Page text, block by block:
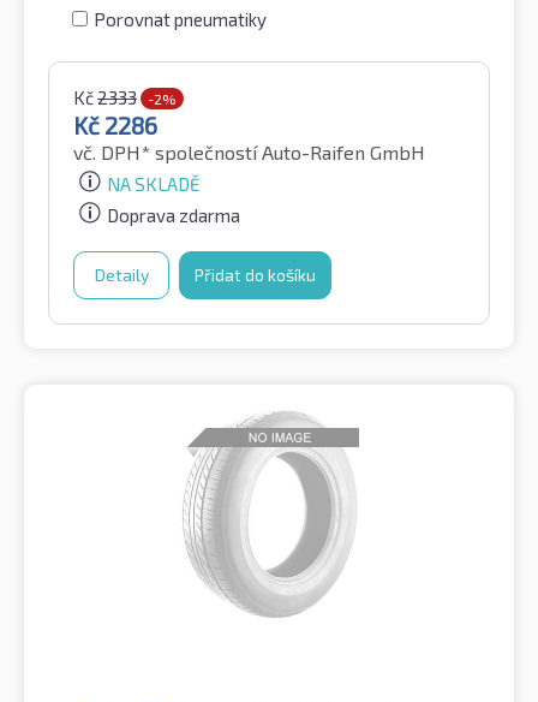
Porovnat pneumatiky
Kč2333 -2%
Kč 2286
vč. DPH* společností Auto-Raifen GmbH
NA SKLADĚ
Doprava zdarma
Detaily Přidat do košíku